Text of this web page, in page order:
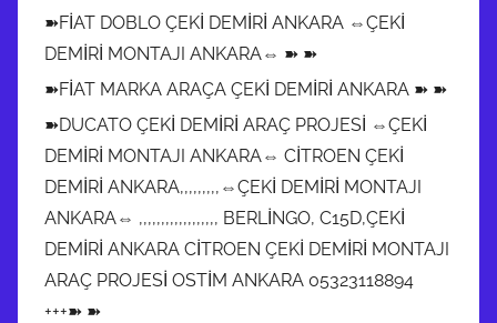
➽FİAT DOBLO ÇEKİ DEMİRİ ANKARA ⇔ÇEKİ
DEMİRİ MONTAJI ANKARA⇔ ➽ ➽
➽FİAT MARKA ARAÇA ÇEKİ DEMİRİ ANKARA ➽ ➽
➽DUCATO ÇEKİ DEMİRİ ARAÇ PROJESİ ⇔ÇEKİ
DEMİRİ MONTAJI ANKARA⇔ CİTROEN ÇEKİ
DEMİRİ ANKARA,,,,,,,,,⇔ÇEKİ DEMİRİ MONTAJI
ANKARA⇔ ,,,,,,,,,,,,,,,,,, BERLİNGO, C15D,ÇEKİ
DEMİRİ ANKARA CİTROEN ÇEKİ DEMİRİ MONTAJI
ARAÇ PROJESİ OSTİM ANKARA 05323118894
+++➽ ➽